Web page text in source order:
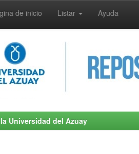
de inicio Listar Ayuda
Universidad del Azuay